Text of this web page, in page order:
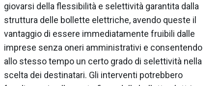
giovarsi della flessibilità e selettività garantita dalla
struttura delle bollette elettriche, avendo queste il
vantaggio di essere immediatamente fruibili dalle
imprese senza oneri amministrativi e consentendo
allo stesso tempo un certo grado di selettività nella
scelta dei destinatari. Gli interventi potrebbero